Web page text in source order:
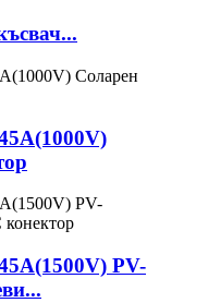
PV-